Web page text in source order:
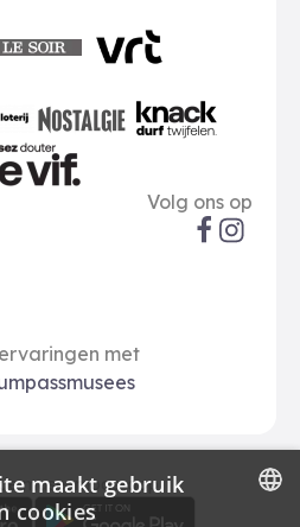
Nostalgie
Sociale
Volg ons op
met
Download
museumpas-app
Betalingsopties
maakt gebruik
cookies